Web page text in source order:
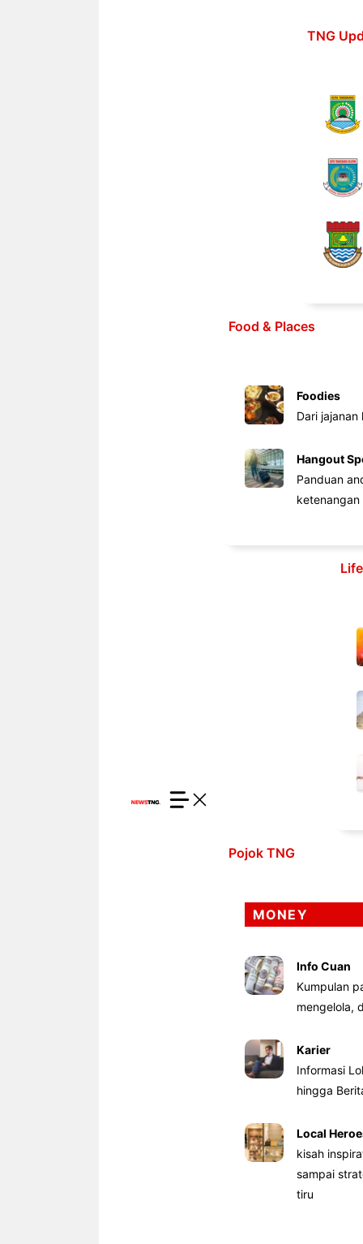
TNG
Food & Places
Foodies
Dari
Hangout
Panduan
ketenangan
Pojok TNG
MONEY
Info Cuan
Kumpulan
mengelola,
Karier
Informasi
hingga
Local
kisah
sampai
tiru